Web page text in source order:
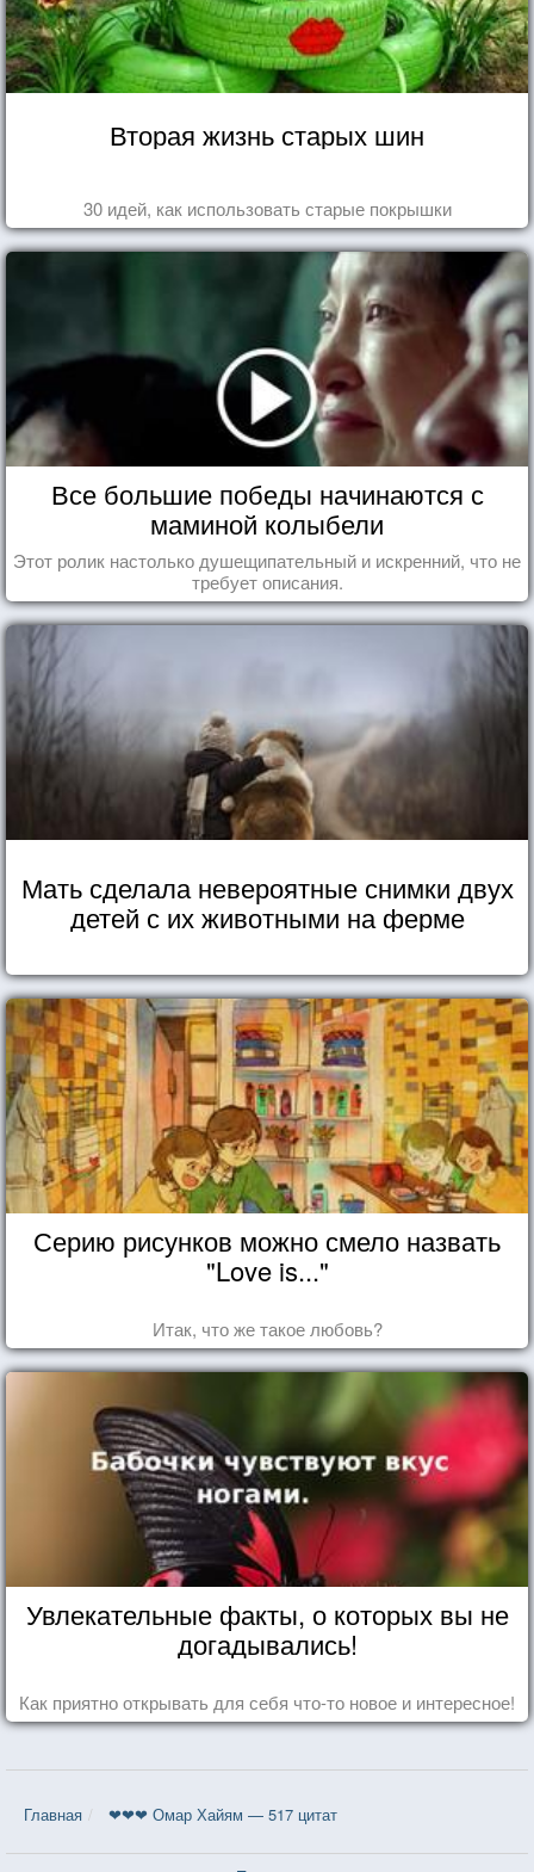
Вторая жизнь старых шин
30 идей, как использовать старые покрышки
Все большие победы начинаются с
маминой колыбели
Этот ролик настолько душещипательный и искренний, что не
требует описания.
Мать сделала невероятные снимки двух
детей с их животными на ферме
Серию рисунков можно смело назвать
"Love is..."
Итак, что же такое любовь?
Увлекательные факты, о которых вы не
догадывались!
Как приятно открывать для себя что-то новое и интересное!
Главная ❤❤❤ Омар Хайям — 517 цитат